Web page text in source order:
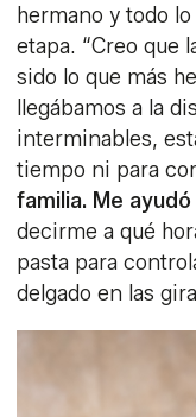
hermano y todo
etapa. “Creo que
sido lo que más
llegábamos a la
interminables,
tiempo ni para
familia. Me
decirme a qué
pasta para
delgado en las